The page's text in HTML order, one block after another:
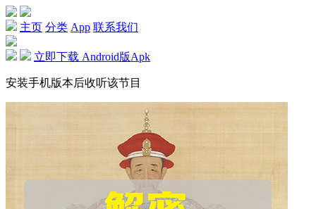
主页 分类 App 联系我们
立即下载 Android版Apk
安装手机版本后收听该节目